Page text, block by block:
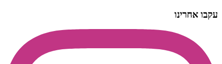
עקבו אחרינו